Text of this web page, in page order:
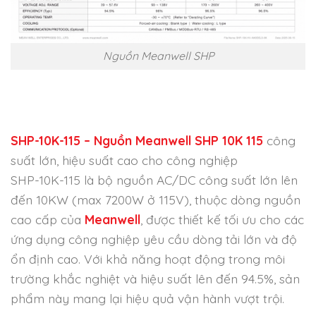
Nguồn Meanwell SHP
SHP-10K-115 – Nguồn Meanwell SHP 10K 115 công
suất lớn, hiệu suất cao cho công nghiệp
SHP-10K-115 là bộ nguồn AC/DC công suất lớn lên
đến 10KW (max 7200W ở 115V), thuộc dòng nguồn
cao cấp của Meanwell , được thiết kế tối ưu cho các
ứng dụng công nghiệp yêu cầu dòng tải lớn và độ
ổn định cao. Với khả năng hoạt động trong môi
trường khắc nghiệt và hiệu suất lên đến 94.5%, sản
phẩm này mang lại hiệu quả vận hành vượt trội.